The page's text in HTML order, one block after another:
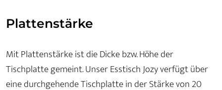
Plattenstärke
Mit Plattenstärke ist die Dicke bzw. Höhe der
Tischplatte gemeint. Unser Esstisch Jozy verfügt über
eine durchgehende Tischplatte in der Stärke von 20